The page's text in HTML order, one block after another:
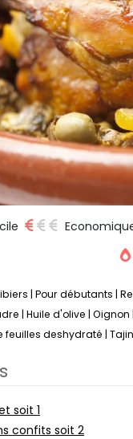
| Pour débutants |
| Huile d'olive | Oignon
feuilles deshydraté |
soit 1
confits soit 2